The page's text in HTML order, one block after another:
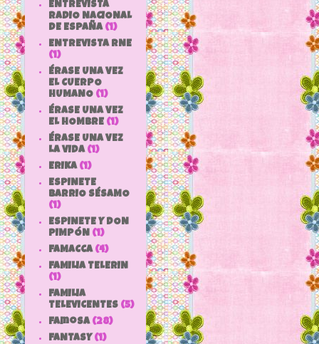
ENTREVISTA
RADIO NACIONAL
DE ESPAÑA (1)
ENTREVISTA RNE
(1)
ÉRASE UNA VEZ
EL CUERPO
HUMANO (1)
ÉRASE UNA VEZ
EL HOMBRE (1)
ÉRASE UNA VEZ
LA VIDA (1)
ERIKA (1)
ESPINETE
BARRIO SÉSAMO
(1)
ESPINETE Y DON
PIMPÓN (1)
FAMACCA (4)
FAMILIA TELERIN
(1)
FAMILIA
TELEVICENTES (5)
Famosa (28)
FANTASY (1)